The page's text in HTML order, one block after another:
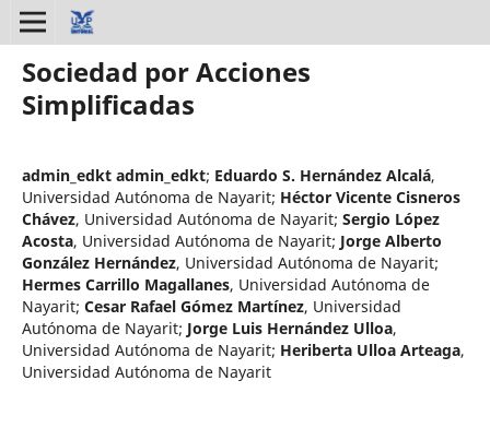
Sociedad por Acciones
Simplificadas
admin_edkt admin_edkt; Eduardo S. Hernández Alcalá,
Universidad Autónoma de Nayarit; Héctor Vicente Cisneros
Chávez, Universidad Autónoma de Nayarit; Sergio López
Acosta, Universidad Autónoma de Nayarit; Jorge Alberto
González Hernández, Universidad Autónoma de Nayarit;
Hermes Carrillo Magallanes, Universidad Autónoma de
Nayarit; Cesar Rafael Gómez Martínez, Universidad
Autónoma de Nayarit; Jorge Luis Hernández Ulloa,
Universidad Autónoma de Nayarit; Heriberta Ulloa Arteaga,
Universidad Autónoma de Nayarit